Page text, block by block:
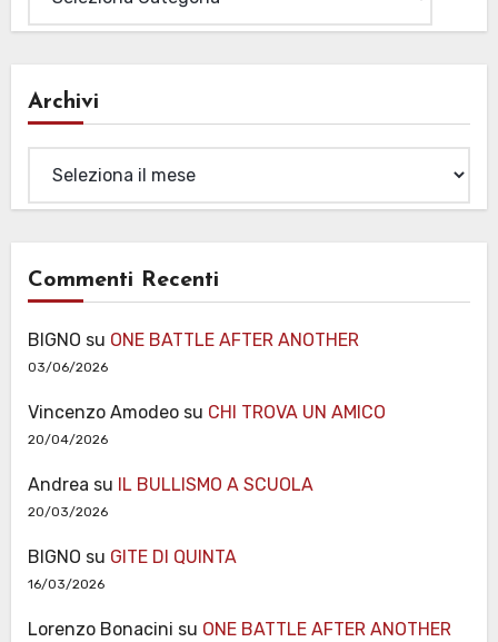
Archivi
Commenti Recenti
BIGNO su ONE BATTLE AFTER ANOTHER
03/06/2026
Vincenzo Amodeosu CHI TROVA UN AMICO
20/04/2026
Andrea su IL BULLISMO A SCUOLA
20/03/2026
BIGNO su GITE DI QUINTA
16/03/2026
Lorenzo Bonacini su ONE BATTLE AFTER ANOTHER